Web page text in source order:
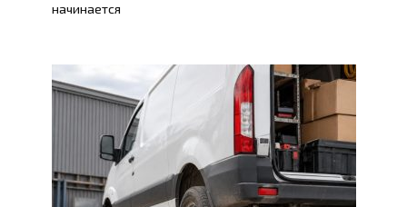
начинается